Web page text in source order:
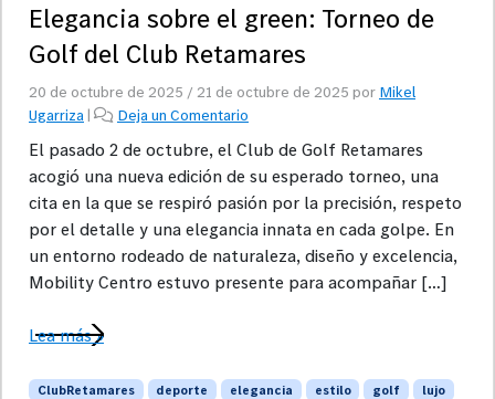
Elegancia sobre el green: Torneo de
Golf del Club Retamares
20 de octubre de 2025 / 21 de octubre de 2025 por Mikel
Ugarriza| Deja un Comentario
El pasado 2 de octubre, el Club de Golf Retamares
acogió una nueva edición de su esperado torneo, una
cita en la que se respiró pasión por la precisión, respeto
por el detalle y una elegancia innata en cada golpe. En
un entorno rodeado de naturaleza, diseño y excelencia,
Mobility Centro estuvo presente para acompañar […]
Lea más »
ClubRetamares deporte elegancia estilo golf
lujo